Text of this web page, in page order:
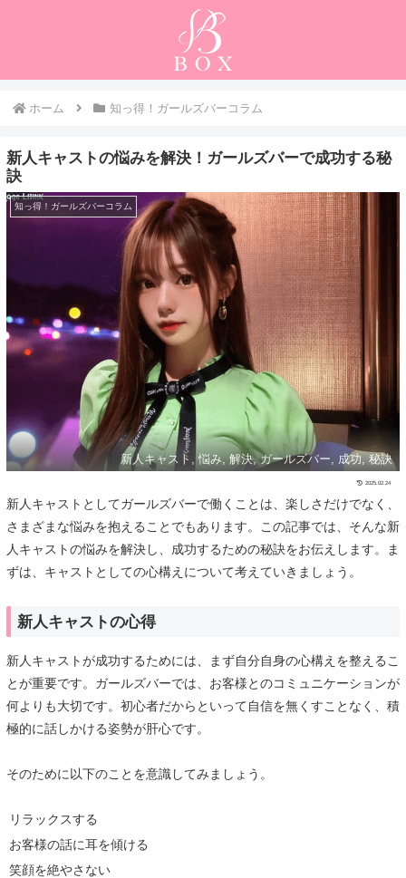
ホーム 知っ得！ガールズバーコラム
新人キャストの悩みを解決！ガールズバーで成功する秘
訣
知っ得！ガールズバーコラム
新人キャスト, 悩み, 解決, ガールズバー, 成功, 秘訣
2025.02.24
新人キャストとしてガールズバーで働くことは、楽しさだけでなく、
さまざまな悩みを抱えることでもあります。この記事では、そんな新
人キャストの悩みを解決し、成功するための秘訣をお伝えします。ま
ずは、キャストとしての心構えについて考えていきましょう。
新人キャストの心得
新人キャストが成功するためには、まず自分自身の心構えを整えるこ
とが重要です。ガールズバーでは、お客様とのコミュニケーションが
何よりも大切です。初心者だからといって自信を無くすことなく、積
極的に話しかける姿勢が肝心です。
そのために以下のことを意識してみましょう。
リラックスする
お客様の話に耳を傾ける
笑顔を絶やさない